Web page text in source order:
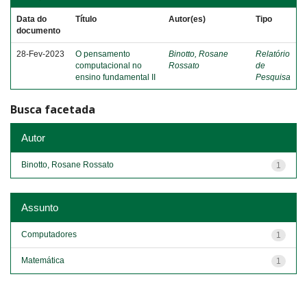
Data do
documento
Título Autor(es) Tipo
28-Fev-2023
O pensamento
computacional no
ensino fundamental II
Binotto, Rosane
Rossato
Relatório
de
Pesquisa
Busca facetada
Autor
1
Binotto, Rosane Rossato
Assunto
1
Computadores
1
Matemática